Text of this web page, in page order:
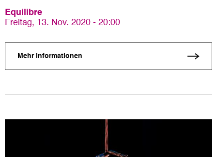
Equilibre
Freitag, 13. Nov. 2020 - 20:00
Mehr Informationen